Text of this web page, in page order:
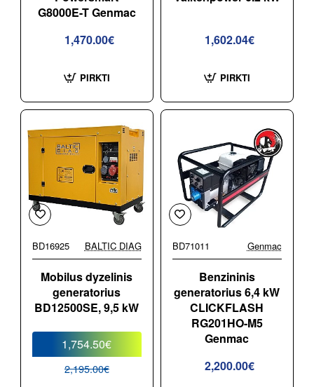
G8000E-T Genmac
1,470.00€
PIRKTI
1,602.04€
PIRKTI
-20%
BD16925 BALTIC DIAG
Mobilus dyzelinis
generatorius
BD12500SE, 9,5 kW
1,754.50€
2,195.00€
BD71011 Genmac
Benzininis
generatorius 6,4 kW
CLICKFLASH
RG201HO-M5
Genmac
2,200.00€